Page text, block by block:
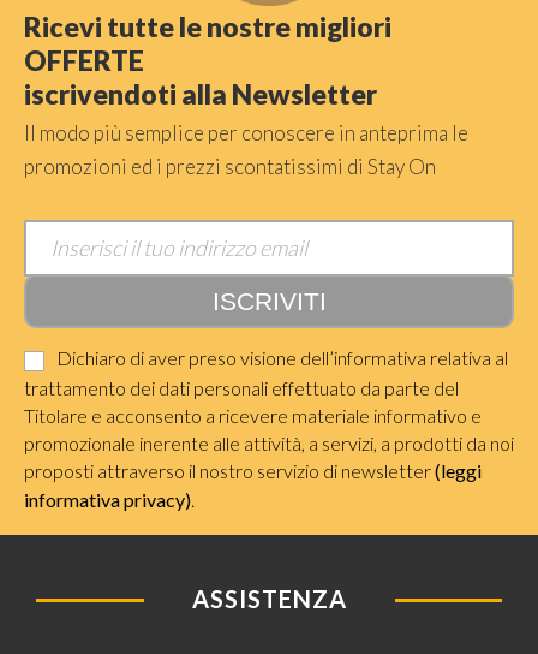
Ricevi tutte le nostre migliori
OFFERTE
iscrivendoti alla Newsletter
Il modo più semplice per conoscere in anteprima le
promozioni ed i prezzi scontatissimi di Stay On
Dichiaro di aver preso visione dell’informativa relativa al
trattamento dei dati personali effettuato da parte del
Titolare e acconsento a ricevere materiale informativo e
promozionale inerente alle attività, a servizi, a prodotti da noi
proposti attraverso il nostro servizio di newsletter(leggi
informativa privacy)
ASSISTENZA